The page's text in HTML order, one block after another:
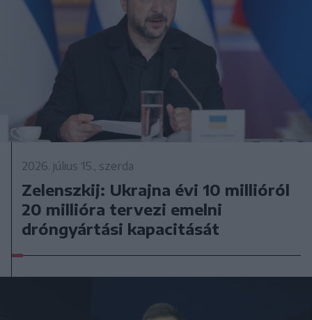
2026. július 15., szerda
Zelenszkij: Ukrajna évi 10 millióról
20 millióra tervezi emelni
dróngyártási kapacitását